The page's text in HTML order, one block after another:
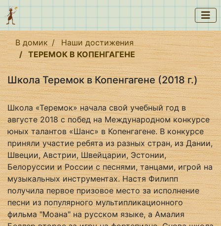
В домик
Наши достижения
ТЕРЕМОК В КОПЕНГАГЕНЕ
Школа Теремок в Копенгагене (2018 г.)
Школа «Теремок» начала свой учебный год в
августе 2018 с побед на Международном конкурсе
юных талантов «Шанс» в Копенгагене. В конкурсе
приняли участие ребята из разных стран, из Дании,
Швеции, Австрии, Швейцарии, Эстонии,
Белоруссии и России с песнями, танцами, игрой на
музыкальных инструментах. Настя Филипп
получила первое призовое место за исполнение
песни из популярного мультипликационного
фильма "Моана" на русском языке, а Амалия